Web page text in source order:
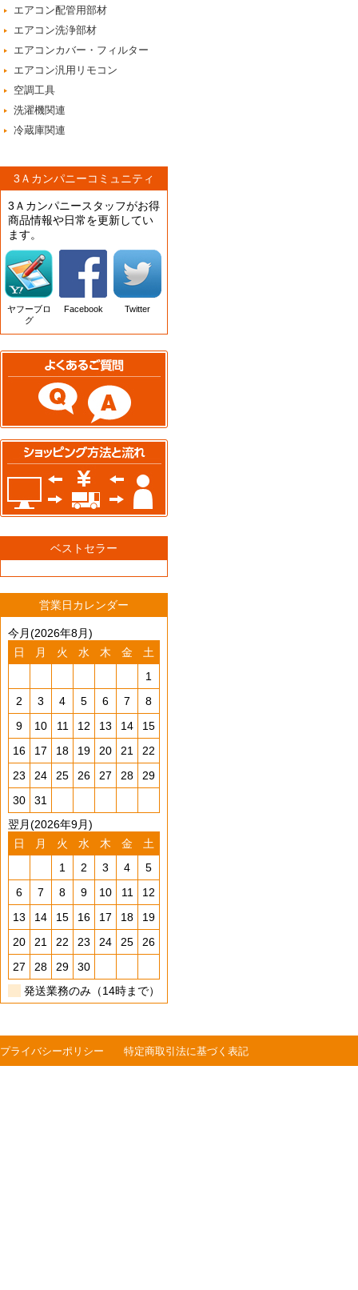
エアコン配管用部材
エアコン洗浄部材
エアコンカバー・フィルター
エアコン汎用リモコン
空調工具
洗濯機関連
冷蔵庫関連
3Ａカンパニーコミュニティ
3Ａカンパニースタッフがお得
商品情報や日常を更新してい
ます。
ヤフーブロ
グ
Facebook Twitter
ベストセラー
営業日カレンダー
今月(2026年8月)
日
月 火 水 木 金
土
1
2
3 4 5 6 7
8
9
10 11 12 13 14
15
16
17 18 19 20 21
22
23
24 25 26 27 28
29
30
31
翌月(2026年9月)
日
月 火 水 木 金
土
1
2 3 4
5
6
7 8 9 10 11
12
13
14 15 16 17 18
19
20
21 22 23 24 25
26
27
28 29
30
発送業務のみ（14時まで）
プライバシーポリシー 特定商取引法に基づく表記